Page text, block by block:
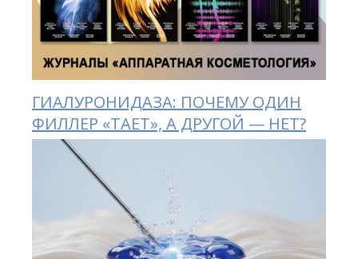
ГИАЛУРОНИДАЗА: ПОЧЕМУ ОДИН
ФИЛЛЕР «ТАЕТ», А ДРУГОЙ — НЕТ?